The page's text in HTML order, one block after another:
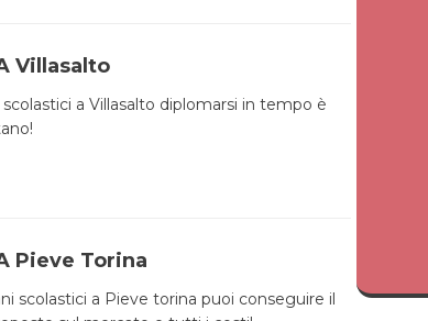
Villasalto
a Villasalto diplomarsi in tempo è
Pieve Torina
scolastici a Pieve torina puoi conseguire il